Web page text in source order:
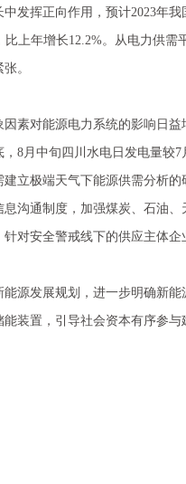
发挥正向作用，预计2023年
上年增长12.2%。从电力供
。
对能源电力系统的影响日益
8月中旬四川水电日发电量较
立极端天气下能源供需分析
通制度，加强煤炭、石油、
对安全警戒线下的供应主体
发展规划，进一步明确新能
装置，引导社会资本有序参与